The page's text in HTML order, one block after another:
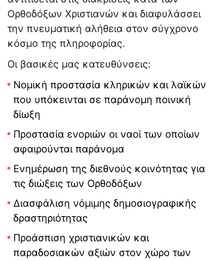
Ορθοδόξων Χριστιανών και διαφυλάσσει
την πνευματική αλήθεια στον σύγχρονο
κόσμο της πληροφορίας.
Οι βασικές μας κατευθύνσεις:
Νομική προστασία κληρικών και λαϊκών
που υπόκεινται σε παράνομη ποινική
δίωξη
Προστασία ενοριών οι ναοί των οποίων
αφαιρούνται παράνομα
Ενημέρωση της διεθνούς κοινότητας για
τις διώξεις των Ορθοδόξων
Διασφάλιση νόμιμης δημοσιογραφικής
δραστηριότητας
Προάσπιση χριστιανικών και
παραδοσιακών αξιών στον χώρο των